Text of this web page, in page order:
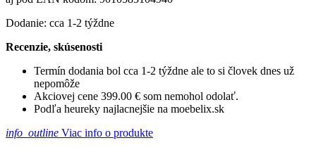
Dodanie: cca 1-2 týždne
Recenzie, skúsenosti
Termín dodania bol cca 1-2 týždne ale to si človek dnes už
nepomôže
Akciovej cene 399.00 € som nemohol odolať.
Podľa heureky najlacnejšie na moebelix.sk
info_outline Viac info o produkte